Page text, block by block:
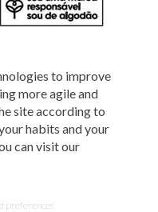
to improve
more agile and
site according to
habits and your
can visit our
preferences
- A loja Estoque reserva-
como: preços, promoções e
S.A Estilo. Rua Othão, 405, Vila